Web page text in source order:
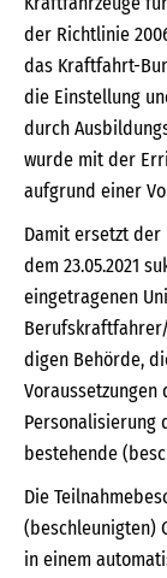
der Richtlinie
das Kraftfahrt-
die Einstellung
durch
wurde mit der
aufgrund einer
Damit ersetzt der
dem 23.05.2021
eingetragenen
digen Behörde,
Personalisierung
bestehende
Die
(beschleunigten)
in einem